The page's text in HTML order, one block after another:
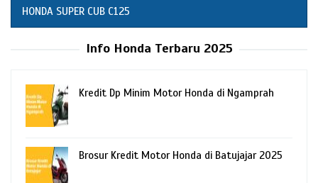
HONDA SUPER CUB C125
Info Honda Terbaru 2025
Kredit Dp Minim Motor Honda di Ngamprah
Brosur Kredit Motor Honda di Batujajar 2025